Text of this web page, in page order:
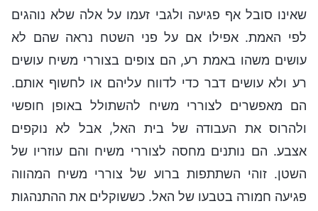
שאינו סובל אף פגיעה ולגבי זעמו על אלה שלא נוהגים
לפי האמת. אפילו אם על פני השטח נראה שהם לא
עושים משהו באמת רע, הם צופים בצוררי משיח עושים
רע ולא עושים דבר כדי לדווח עליהם או לחשוף אותם.
הם מאפשרים לצוררי משיח להשתולל באופן חופשי
ולהרוס את העבודה של בית האל, אבל לא נוקפים
אצבע. הם נותנים מחסה לצוררי משיח והם עוזריו של
השטן. זוהי השתתפות ברוע של צוררי משיח המהווה
פגיעה חמורה בטבעו של האל. כששוקלים את ההתנהגות